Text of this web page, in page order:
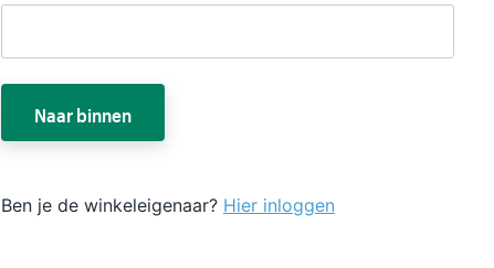
Naar binnen
Ben je de winkeleigenaar? Hier inloggen